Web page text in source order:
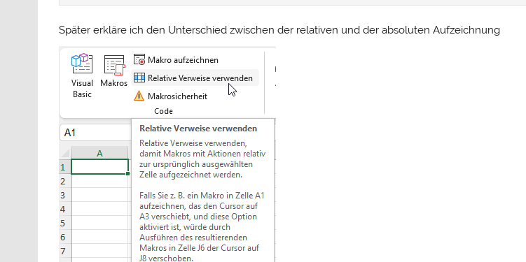
Später erkläre ich den Unterschied zwischen der relativen und der absoluten Aufzeichnung